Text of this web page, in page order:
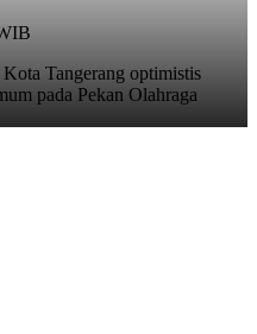
Tangerang optimistis
pada Pekan Olahraga